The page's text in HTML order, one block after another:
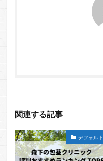
関連する記事
デフォルト